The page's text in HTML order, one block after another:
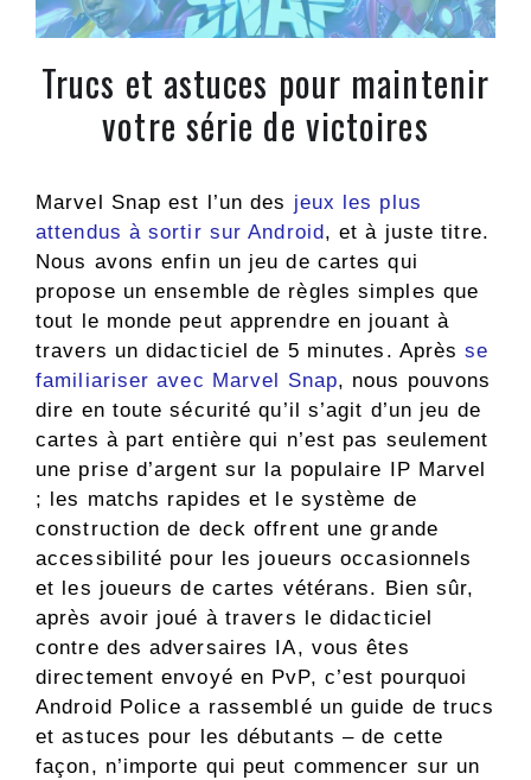
Trucs et astuces pour maintenir
votre série de victoires
Marvel Snap est l’un des jeux les plus
attendus à sortir sur Android , et à juste titre.
Nous avons enfin un jeu de cartes qui
propose un ensemble de règles simples que
tout le monde peut apprendre en jouant à
travers un didacticiel de 5 minutes. Aprèsse
familiariser avec Marvel Snap, nous pouvons
dire en toute sécurité qu’il s’agit d’un jeu de
cartes à part entière qui n’est pas seulement
une prise d’argent sur la populaire IP Marvel
; les matchs rapides et le système de
construction de deck offrent une grande
accessibilité pour les joueurs occasionnels
et les joueurs de cartes vétérans. Bien sûr,
après avoir joué à travers le didacticiel
contre des adversaires IA, vous êtes
directement envoyé en PvP, c’est pourquoi
Android Police a rassemblé un guide de trucs
et astuces pour les débutants – de cette
façon, n’importe qui peut commencer sur un